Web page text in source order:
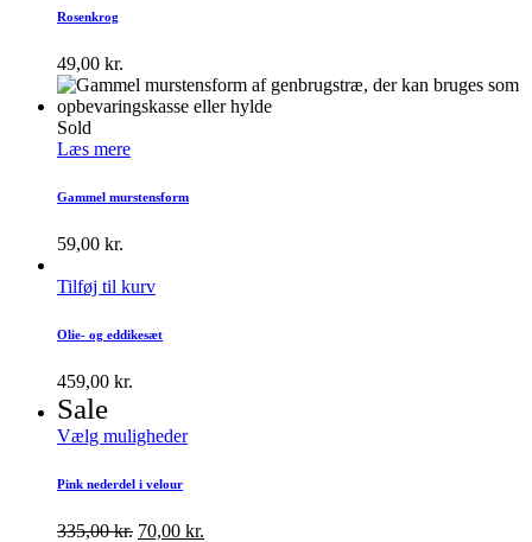
Rosenkrog
49,00 kr.
Sold
Læs mere
Gammel murstensform
59,00 kr.
Tilføj til kurv
Olie- og eddikesæt
459,00 kr.
Sale
Vælg muligheder
Pink nederdel i velour
335,00kr. 70,00 kr.